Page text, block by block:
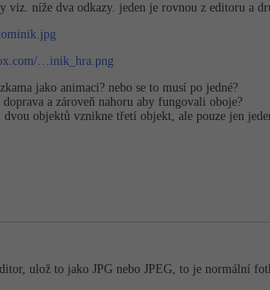
níže dva odkazy. jeden je rovnou z editoru a
…inik_hra.png
jako animaci? nebo se to musí po jedné?
a zároveň nahoru aby fungovali oboje?
objektů vznikne třetí objekt, ale pouze jen
ulož to jako JPG nebo JPEG, to je normální